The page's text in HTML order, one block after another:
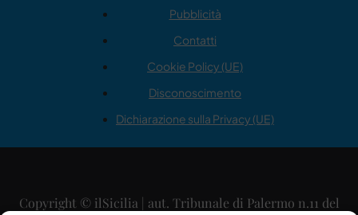
Pubblicità
Contatti
Cookie Policy (UE)
Disconoscimento
Dichiarazione sulla Privacy (UE)
Copyright © ilSicilia | aut. Tribunale di Palermo n.11 del